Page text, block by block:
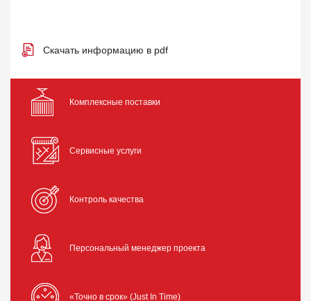
Скачать информацию в pdf
Комплексные поставки
Сервисные услуги
Контроль качества
Персональный менеджер проекта
«Точно в срок» (Just In Time)